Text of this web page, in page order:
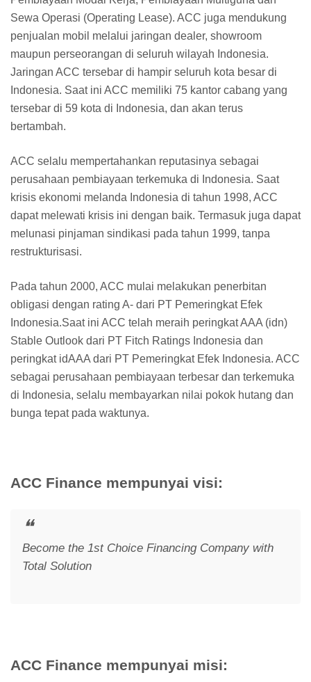
Sewa Operasi (Operating Lease). ACC juga mendukung
penjualan mobil melalui jaringan dealer, showroom
maupun perseorangan di seluruh wilayah Indonesia.
Jaringan ACC tersebar di hampir seluruh kota besar di
Indonesia. Saat ini ACC memiliki 75 kantor cabang yang
tersebar di 59 kota di Indonesia, dan akan terus
bertambah.
ACC selalu mempertahankan reputasinya sebagai
perusahaan pembiayaan terkemuka di Indonesia. Saat
krisis ekonomi melanda Indonesia di tahun 1998, ACC
dapat melewati krisis ini dengan baik. Termasuk juga dapat
melunasi pinjaman sindikasi pada tahun 1999, tanpa
restrukturisasi.
Pada tahun 2000, ACC mulai melakukan penerbitan
obligasi dengan rating A- dari PT Pemeringkat Efek
Indonesia.Saat ini ACC telah meraih peringkat AAA (idn)
Stable Outlook dari PT Fitch Ratings Indonesia dan
peringkat idAAA dari PT Pemeringkat Efek Indonesia. ACC
sebagai perusahaan pembiayaan terbesar dan terkemuka
di Indonesia, selalu membayarkan nilai pokok hutang dan
bunga tepat pada waktunya.
ACC Finance mempunyai visi:
Become the 1st Choice Financing Company with
Total Solution
ACC Finance mempunyai misi: